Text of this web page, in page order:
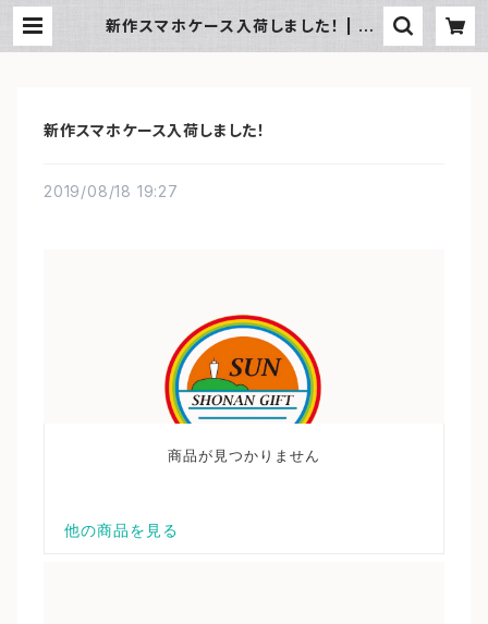
新作スマホケース入荷しました！ | SU
新作スマホケース入荷しました！
2019/08/18 19:27